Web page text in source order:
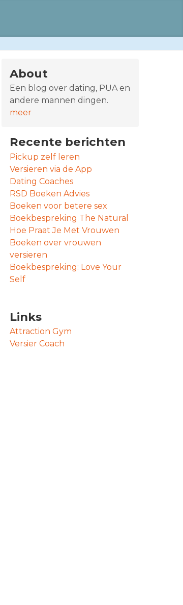
About
Een blog over dating, PUA en
andere mannen dingen.
meer
Recente berichten
Pickup zelf leren
Versieren via de App
Dating Coaches
RSD Boeken Advies
Boeken voor betere sex
Boekbespreking The Natural
Hoe Praat Je Met Vrouwen
Boeken over vrouwen
versieren
Boekbespreking: Love Your
Self
Links
Attraction Gym
Versier Coach